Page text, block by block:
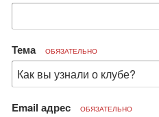
Тема ОБЯЗАТЕЛЬНО
Email адрес ОБЯЗАТЕЛЬНО